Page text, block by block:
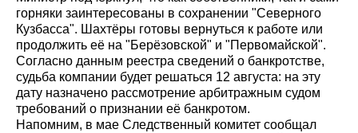
горняки заинтересованы в сохранении "Северного
Кузбасса". Шахтёры готовы вернуться к работе или
продолжить её на "Берёзовской" и "Первомайской".
Согласно данным реестра сведений о банкротстве,
судьба компании будет решаться 12 августа: на эту
дату назначено рассмотрение арбитражным судом
требований о признании её банкротом.
Напомним, в мае Следственный комитет сообщал